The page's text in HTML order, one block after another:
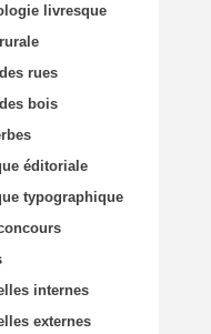
livresque
rues
bois
éditoriale
typographique
internes
externes